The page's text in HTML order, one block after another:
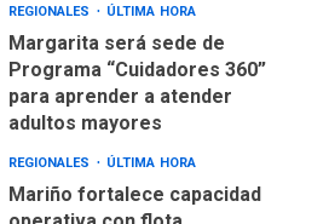
REGIONALES ÚLTIMA HORA
Mariño fortalece capacidad
operativa con flota
vehicular de 60 unidades
adquiridas en un año de
REGIONALES ÚLTIMA HORA